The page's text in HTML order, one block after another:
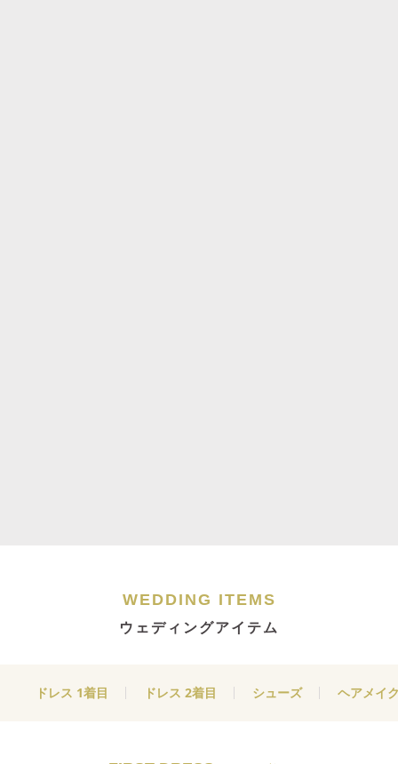
WEDDING ITEMS
ウェディングアイテム
ドレス 1着目 ドレス 2着目 シューズ ヘアメイ